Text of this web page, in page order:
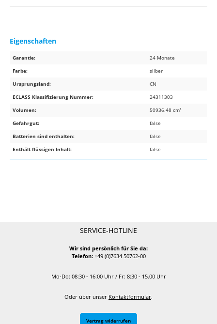
Eigenschaften
Garantie:
24 Monate
Farbe:
silber
Ursprungsland:
CN
ECLASS Klassifizierung Nummer:
24311303
Volumen:
50936.48 cm³
Gefahrgut:
false
Batterien sind enthalten:
false
Enthält flüssigen Inhalt:
false
SERVICE-HOTLINE
Wir sind persönlich für Sie da:
Telefon:+49 (0)7634 50762-00
Mo-Do: 08:30 - 16:00 Uhr / Fr: 8:30 - 15.00 Uhr
Oder über unser Kontaktformular.
Vertrag widerrufen